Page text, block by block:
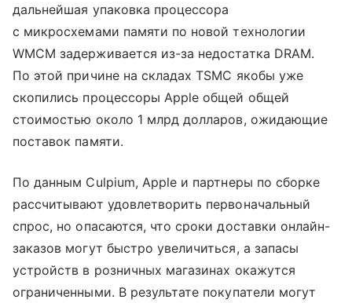
дальнейшая упаковка процессора
с микросхемами памяти по новой технологии
WMCM задерживается из-за недостатка DRAM.
По этой причине на складах TSMC якобы уже
скопились процессоры Apple общей общей
стоимостью около 1 млрд долларов, ожидающие
поставок памяти.
По данным Culpium, Apple и партнеры по сборке
рассчитывают удовлетворить первоначальный
спрос, но опасаются, что сроки доставки онлайн-
заказов могут быстро увеличиться, а запасы
устройств в розничных магазинах окажутся
ограниченными. В результате покупатели могут